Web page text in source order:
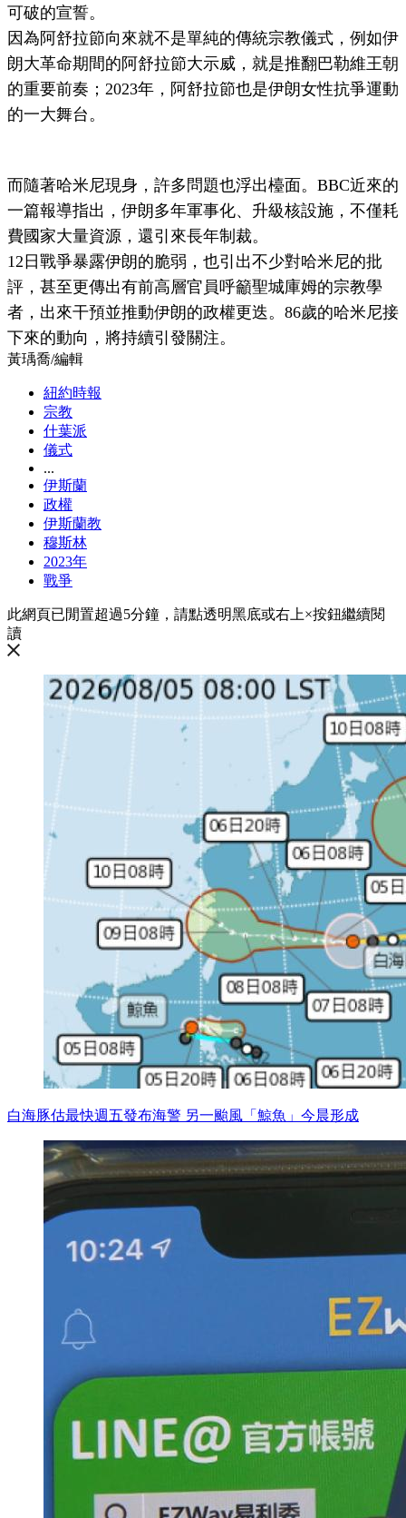
可破的宣誓。
因為阿舒拉節向來就不是單純的傳統宗教儀式，例如伊
朗大革命期間的阿舒拉節大示威，就是推翻巴勒維王朝
的重要前奏；2023年，阿舒拉節也是伊朗女性抗爭運動
的一大舞台。
而隨著哈米尼現身，許多問題也浮出檯面。BBC近來的
一篇報導指出，伊朗多年軍事化、升級核設施，不僅耗
費國家大量資源，還引來長年制裁。
12日戰爭暴露伊朗的脆弱，也引出不少對哈米尼的批
評，甚至更傳出有前高層官員呼籲聖城庫姆的宗教學
者，出來干預並推動伊朗的政權更迭。86歲的哈米尼接
下來的動向，將持續引發關注。
黃瑀喬/編輯
紐約時報
宗教
什葉派
儀式
...
伊斯蘭
政權
伊斯蘭教
穆斯林
2023年
戰爭
此網頁已閒置超過5分鐘，請點透明黑底或右上×按鈕繼續閱
讀
白海豚估最快週五發布海警 另一颱風「鯨魚」今晨形成